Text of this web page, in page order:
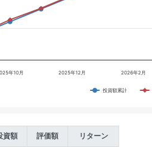
投資額累計
年10月 2025年12月 2026年2月
資額 評価額 リターン